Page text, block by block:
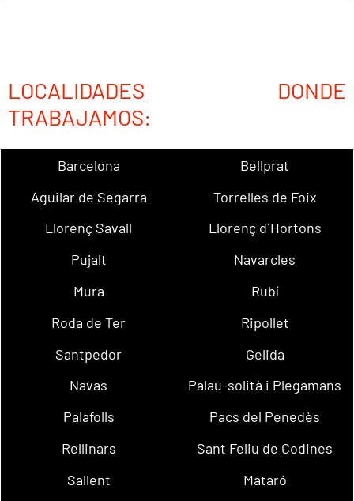
LOCALIDADES DONDE
TRABAJAMOS:
Barcelona
Bellprat
Aguilar de Segarra
Torrelles de Foix
Llorenç Savall
Llorenç d´Hortons
Pujalt
Navarcles
Mura
Rubí
Roda de Ter
Ripollet
Santpedor
Gelida
Navas
Palau-solità i Plegamans
Palafolls
Pacs del Penedès
Rellinars
Sant Feliu de Codines
Sallent
Mataró